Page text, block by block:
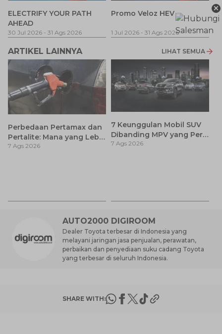
ELECTRIFY YOUR PATH
AHEAD
30 Jul 2026 - 31 Ags 2026
Promo Veloz HEV
1 Jul 2026 - 31 Ags 2026
ARTIKEL LAINNYA LIHAT SEMUA
Perbedaan Pertamax dan
Pertalite: Mana yang Lebih
Baik untuk Mobil Toyota
7 Ags 2026
7 Keunggulan Mobil SUV
Dibanding MPV yang Perlu
Anda Ketahui
7 Ags 2026
AUTO2000 DIGIROOM
Dealer Toyota terbesar di Indonesia yang
melayani jaringan jasa penjualan, perawatan,
perbaikan dan penyediaan suku cadang Toyota
yang terbesar di seluruh Indonesia.
SHARE WITH:
×